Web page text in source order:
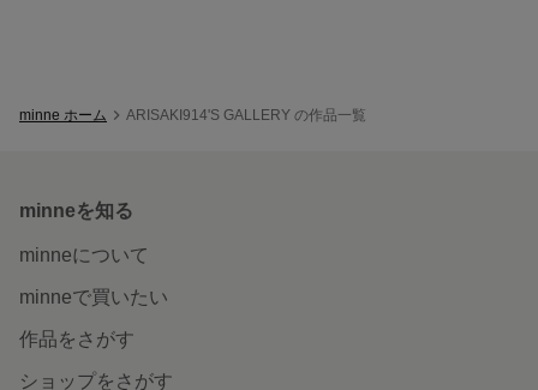
minne ホーム ARISAKI914'S GALLERY の作品一覧
minneを知る
minneについて
minneで買いたい
作品をさがす
ショップをさがす